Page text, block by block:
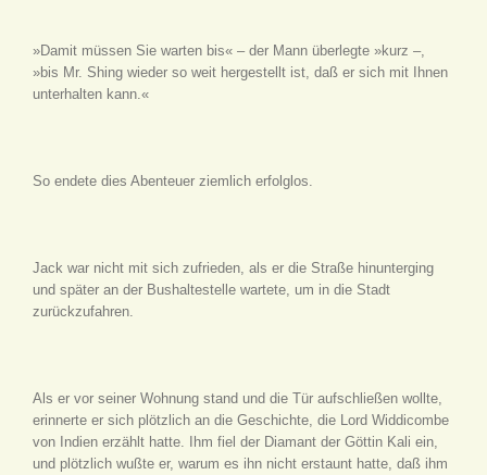
»Damit müssen Sie warten bis« – der Mann überlegte »kurz –,
»bis Mr. Shing wieder so weit hergestellt ist, daß er sich mit Ihnen
unterhalten kann.«
So endete dies Abenteuer ziemlich erfolglos.
Jack war nicht mit sich zufrieden, als er die Straße hinunterging
und später an der Bushaltestelle wartete, um in die Stadt
zurückzufahren.
Als er vor seiner Wohnung stand und die Tür aufschließen wollte,
erinnerte er sich plötzlich an die Geschichte, die Lord Widdicombe
von Indien erzählt hatte. Ihm fiel der Diamant der Göttin Kali ein,
und plötzlich wußte er, warum es ihn nicht erstaunt hatte, daß ihm